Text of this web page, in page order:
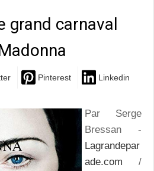
grand carnaval
Pinterest Linkedin
Par Serge
Bressan -
Lagrandepar
ade.com /